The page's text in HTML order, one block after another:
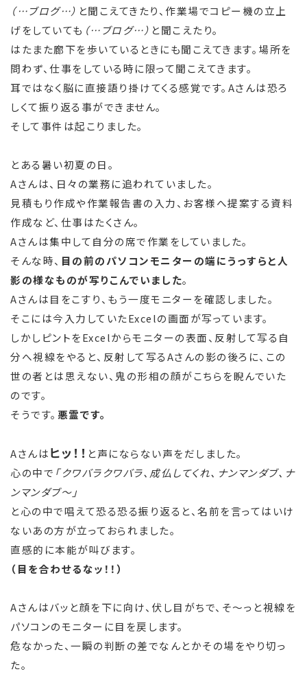
（…ブログ…） と聞こえてきたり、作業場でコピー機の立上
げをしていても （…ブログ…） と聞こえたり。
はたまた廊下を歩いているときにも聞こえてきます。場所を
問わず、仕事をしている時に限って聞こえてきます。
耳ではなく脳に直接語り掛けてくる感覚です。Aさんは恐ろ
しくて振り返る事ができません。
そして事件は起こりました。
とある暑い初夏の日。
Aさんは、日々の業務に追われていました。
見積もり作成や作業報告書の入力、お客様へ提案する資料
作成など、仕事はたくさん。
Aさんは集中して自分の席で作業をしていました。
そんな時、 目の前のパソコンモニターの端にうっすらと人
影の様なものが写りこんでいました。
Aさんは目をこすり、もう一度モニターを確認しました。
そこには今入力していたExcelの画面が写っています。
しかしピントをExcelからモニターの表面、反射して写る自
分へ視線をやると、反射して写るAさんの影の後ろに、この
世の者とは思えない、鬼の形相の顔がこちらを睨んでいた
のです。
そうです。 悪霊です。
Aさんはヒッ！！ と声にならない声をだしました。
心の中で 「クワバラクワバラ、成仏してくれ、ナンマンダブ、ナ
ンマンダブ～」
と心の中で唱えて恐る恐る振り返ると、名前を言ってはいけ
ないあの方が立っておられました。
直感的に本能が叫びます。
（目を合わせるなッ！！）
Aさんはバッと顔を下に向け、伏し目がちで、そ～っと視線を
パソコンのモニターに目を戻します。
危なかった、一瞬の判断の差でなんとかその場をやり切っ
た。